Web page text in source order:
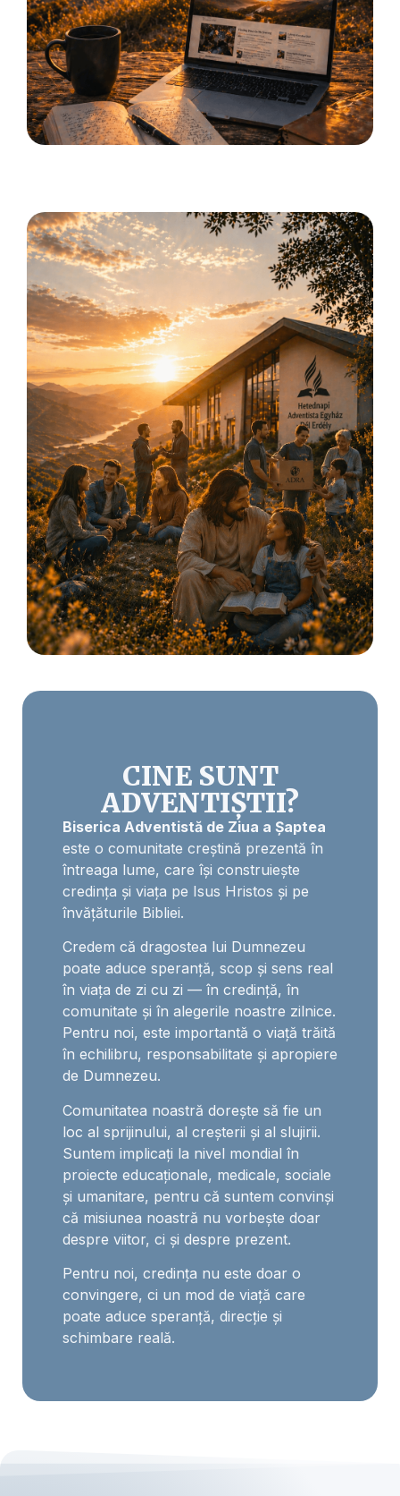
CINE SUNT
ADVENTIȘTII?
Biserica Adventistă de Ziua a Șaptea
este o comunitate creștină prezentă în
întreaga lume, care își construiește
credința și viața pe Isus Hristos și pe
învățăturile Bibliei.
Credem că dragostea lui Dumnezeu
poate aduce speranță, scop și sens real
în viața de zi cu zi — în credință, în
comunitate și în alegerile noastre zilnice.
Pentru noi, este importantă o viață trăită
în echilibru, responsabilitate și apropiere
de Dumnezeu.
Comunitatea noastră dorește să fie un
loc al sprijinului, al creșterii și al slujirii.
Suntem implicați la nivel mondial în
proiecte educaționale, medicale, sociale
și umanitare, pentru că suntem convinși
că misiunea noastră nu vorbește doar
despre viitor, ci și despre prezent.
Pentru noi, credința nu este doar o
convingere, ci un mod de viață care
poate aduce speranță, direcție și
schimbare reală.